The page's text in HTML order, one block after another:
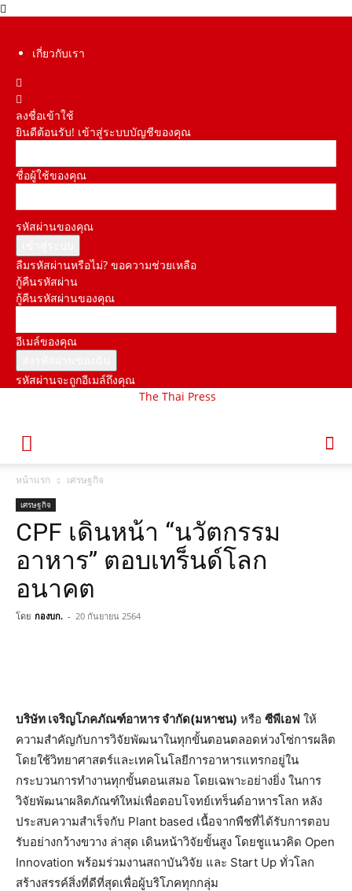
เกี่ยวกับเรา
ลงชื่อเข้าใช้
ยินดีต้อนรับ! เข้าสู่ระบบบัญชีของคุณ
ชื่อผู้ใช้ของคุณ
รหัสผ่านของคุณ
ลืมรหัสผ่านหรือไม่? ขอความช่วยเหลือ
กู้คืนรหัสผ่าน
กู้คืนรหัสผ่านของคุณ
อีเมล์ของคุณ
รหัสผ่านจะถูกอีเมล์ถึงคุณ
The Thai Press
หน้าแรก เศรษฐกิจ
เศรษฐกิจ
CPF เดินหน้า “นวัตกรรม
อาหาร” ตอบเทร็นด์โลก
อนาคต
โดย กองบก. - 20 กันยายน 2564
บริษัท เจริญโภคภัณฑ์อาหาร จำกัด(มหาชน) หรือ ซีพีเอฟ ให้
ความสำคัญกับการวิจัยพัฒนาในทุกขั้นตอนตลอดห่วงโซ่การผลิต
โดยใช้วิทยาศาสตร์และเทคโนโลยีการอาหารแทรกอยู่ใน
กระบวนการทำงานทุกขั้นตอนเสมอ โดยเฉพาะอย่างยิ่ง ในการ
วิจัยพัฒนาผลิตภัณฑ์ใหม่เพื่อตอบโจทย์เทร็นด์อาหารโลก หลัง
ประสบความสำเร็จกับ Plant based เนื้อจากพืชที่ได้รับการตอบ
รับอย่างกว้างขวาง ล่าสุด เดินหน้าวิจัยขั้นสูง โดยชูแนวคิด Open
Innovation พร้อมร่วมงานสถาบันวิจัย และ Start Up ทั่วโลก
สร้างสรรค์สิ่งที่ดีที่สุดเพื่อผู้บริโภคทุกกลุ่ม